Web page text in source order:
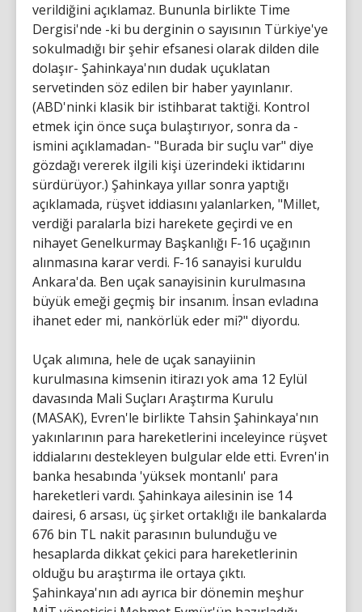
verildiğini açıklamaz. Bununla birlikte Time
Dergisi'nde -ki bu derginin o sayısının Türkiye'ye
sokulmadığı bir şehir efsanesi olarak dilden dile
dolaşır- Şahinkaya'nın dudak uçuklatan
servetinden söz edilen bir haber yayınlanır.
(ABD'ninki klasik bir istihbarat taktiği. Kontrol
etmek için önce suça bulaştırıyor, sonra da -
ismini açıklamadan- "Burada bir suçlu var" diye
gözdağı vererek ilgili kişi üzerindeki iktidarını
sürdürüyor.) Şahinkaya yıllar sonra yaptığı
açıklamada, rüşvet iddiasını yalanlarken, "Millet,
verdiği paralarla bizi harekete geçirdi ve en
nihayet Genelkurmay Başkanlığı F-16 uçağının
alınmasına karar verdi. F-16 sanayisi kuruldu
Ankara'da. Ben uçak sanayisinin kurulmasına
büyük emeği geçmiş bir insanım. İnsan evladına
ihanet eder mi, nankörlük eder mi?" diyordu.
Uçak alımına, hele de uçak sanayiinin
kurulmasına kimsenin itirazı yok ama 12 Eylül
davasında Mali Suçları Araştırma Kurulu
(MASAK), Evren'le birlikte Tahsin Şahinkaya'nın
yakınlarının para hareketlerini inceleyince rüşvet
iddialarını destekleyen bulgular elde etti. Evren'in
banka hesabında 'yüksek montanlı' para
hareketleri vardı. Şahinkaya ailesinin ise 14
dairesi, 6 arsası, üç şirket ortaklığı ile bankalarda
676 bin TL nakit parasının bulunduğu ve
hesaplarda dikkat çekici para hareketlerinin
olduğu bu araştırma ile ortaya çıktı.
Şahinkaya'nın adı ayrıca bir dönemin meşhur